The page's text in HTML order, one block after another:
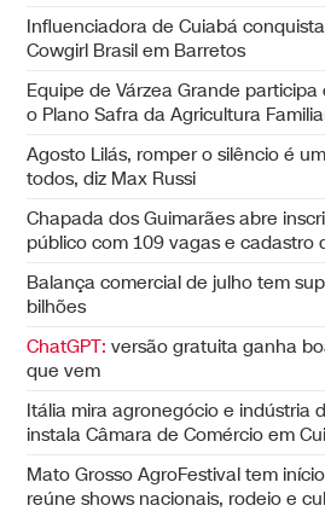
Influenciadora de Cuiabá
Cowgirl Brasil em Barretos
Equipe de Várzea Grande
o Plano Safra da Agricultura
Agosto Lilás, romper o silêncio é
todos, diz Max Russi
Chapada dos Guimarães abre
público com 109 vagas e cadastro
Balança comercial de julho tem
bilhões
ChatGPT: versão gratuita ganha
que vem
Itália mira agronegócio e indústria
instala Câmara de Comércio em
Mato Grosso AgroFestival tem
reúne shows nacionais, rodeio e